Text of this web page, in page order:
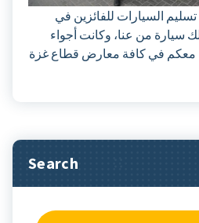
للفائزين في
من عنا، وكانت أجواء
في كافة معارض قطاع غزة
Search